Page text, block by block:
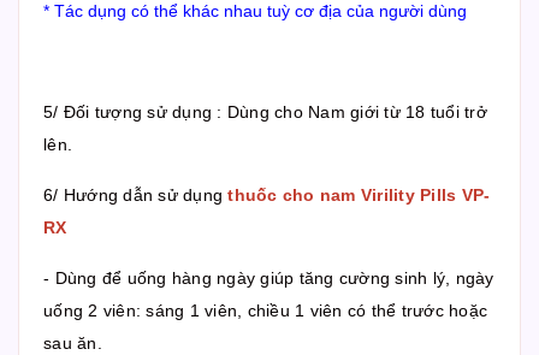
* Tác dụng có thể khác nhau tuỳ cơ địa của người dùng
5/ Đối tượng sử dụng : Dùng cho Nam giới từ 18 tuổi trở
lên.
6/ Hướng dẫn sử dụngthuốc cho nam Virility Pills VP-
RX
- Dùng để uống hàng ngày giúp tăng cường sinh lý, ngày
uống 2 viên: sáng 1 viên, chiều 1 viên có thể trước hoặc
sau ăn.